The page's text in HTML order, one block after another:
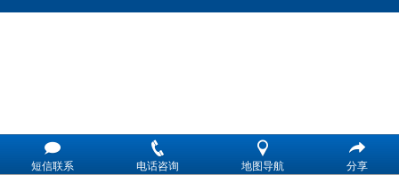
短信联系 电话咨询 地图导航 分享